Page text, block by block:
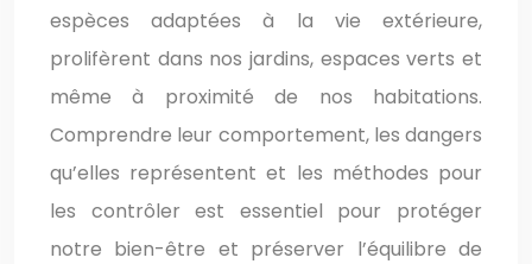
espèces adaptées à la vie extérieure,
prolifèrent dans nos jardins, espaces verts et
même à proximité de nos habitations.
Comprendre leur comportement, les dangers
qu’elles représentent et les méthodes pour
les contrôler est essentiel pour protéger
notre bien-être et préserver l’équilibre de